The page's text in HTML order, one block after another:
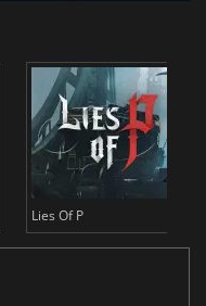
Lies Of P